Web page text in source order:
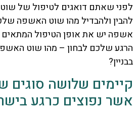
לפני שאתם דואגים לטיפול של
להבין ולהבדיל מהו שוט האשפה
אשפה יש את אופן הטיפול המתאים
הרגע שלכם לבחון – מהו שוט
בבניין?
קיימים שלושה
אשר נפוצים כרגע